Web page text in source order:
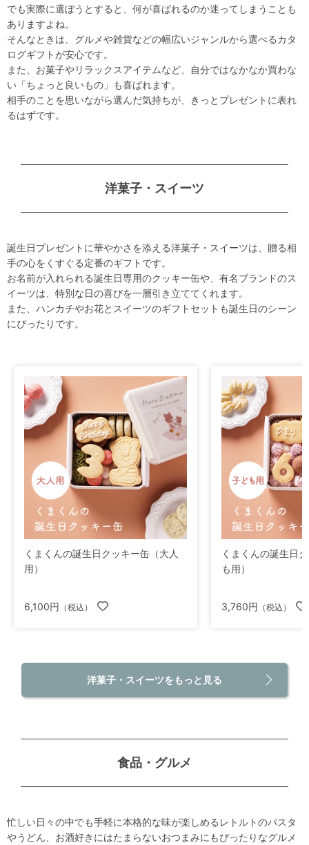
でも実際に選ぼうとすると、何が喜ばれるのか迷ってしまうことも
ありますよね。
そんなときは、グルメや雑貨などの幅広いジャンルから選べるカタ
ログギフトが安心です。
また、お菓子やリラックスアイテムなど、自分ではなかなか買わな
い「ちょっと良いもの」も喜ばれます。
相手のことを思いながら選んだ気持ちが、きっとプレゼントに表れ
るはずです。
洋菓子・スイーツ
誕生日プレゼントに華やかさを添える洋菓子・スイーツは、贈る相
手の心をくすぐる定番のギフトです。
お名前が入れられる誕生日専用のクッキー缶や、有名ブランドのス
イーツは、特別な日の喜びを一層引き立ててくれます。
また、ハンカチやお花とスイーツのギフトセットも誕生日のシーン
にぴったりです。
くまくんの誕生日クッキー缶（大人
用）
6,100円 （税込）
くまくんの誕生日
も用）
3,760円 （税込）
洋菓子・スイーツをもっと見る
食品・グルメ
忙しい日々の中でも手軽に本格的な味が楽しめるレトルトのパスタ
やうどん、お酒好きにはたまらないおつまみにもぴったりなグルメ